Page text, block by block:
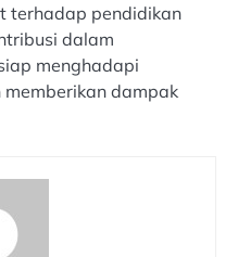
terhadap pendidikan
dalam
menghadapi
dampak